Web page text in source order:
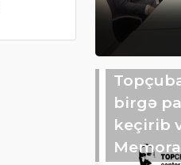
birgə
keçirib